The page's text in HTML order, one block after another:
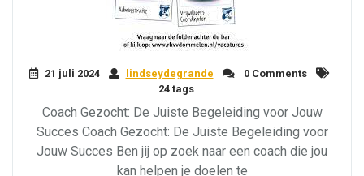
21 juli 2024 lindseydegrande
0 Comments
24 tags
Coach Gezocht: De Juiste Begeleiding voor Jouw
Succes Coach Gezocht: De Juiste Begeleiding voor
Jouw Succes Ben jij op zoek naar een coach die jou
kan helpen je doelen te